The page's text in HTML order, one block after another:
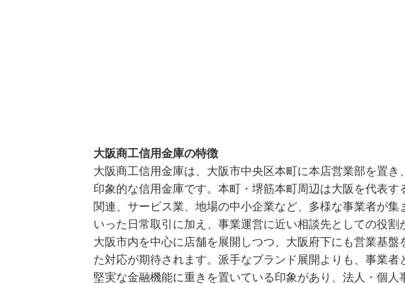
大阪商工信用金庫の特徴
大阪商工信用金庫は、大阪市中央区本町に本店営業部を置
印象的な信用金庫です。本町・堺筋本町周辺は大阪を代表
関連、サービス業、地場の中小企業など、多様な事業者が
いった日常取引に加え、事業運営に近い相談先としての役割
大阪市内を中心に店舗を展開しつつ、大阪府下にも営業基
た対応が期待されます。派手なブランド展開よりも、事業
堅実な金融機能に重きを置いている印象があり、法人・個